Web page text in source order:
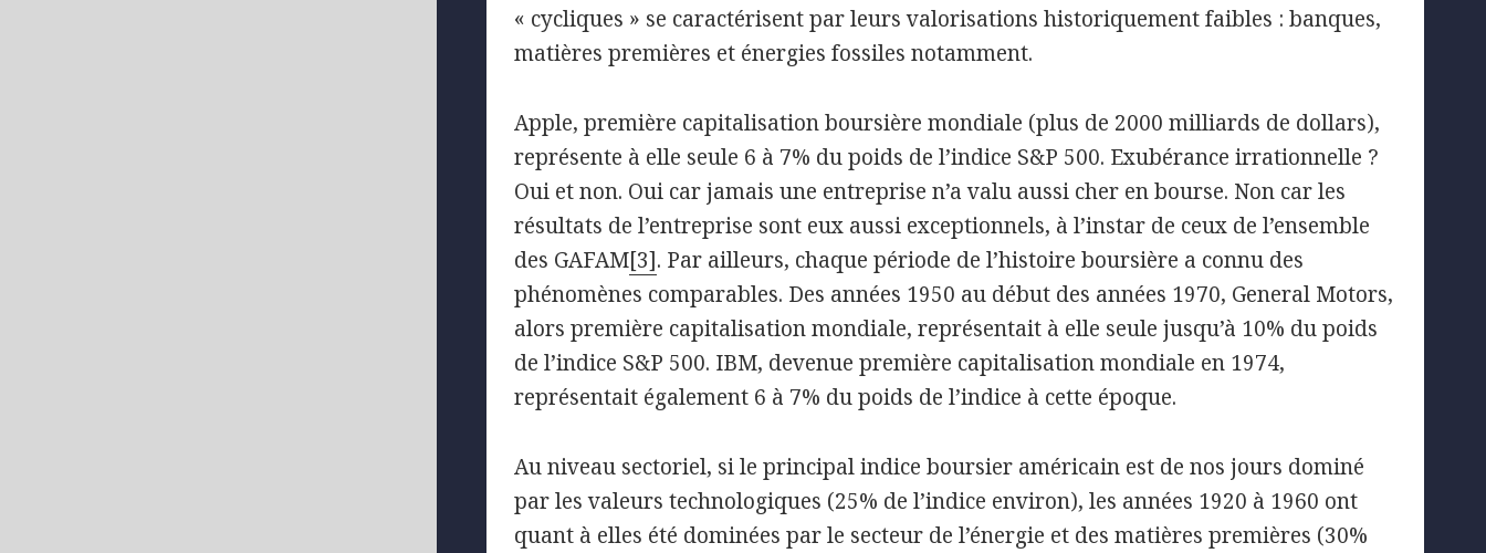
« cycliques » se caractérisent par leurs valorisations historiquement faibles : banques,
matières premières et énergies fossiles notamment.
Apple, première capitalisation boursière mondiale (plus de 2000 milliards de dollars),
représente à elle seule 6 à 7% du poids de l’indice S&P 500. Exubérance irrationnelle ?
Oui et non. Oui car jamais une entreprise n’a valu aussi cher en bourse. Non car les
résultats de l’entreprise sont eux aussi exceptionnels, à l’instar de ceux de l’ensemble
des GAFAM[3]. Par ailleurs, chaque période de l’histoire boursière a connu des
phénomènes comparables. Des années 1950 au début des années 1970, General Motors,
alors première capitalisation mondiale, représentait à elle seule jusqu’à 10% du poids
de l’indice S&P 500. IBM, devenue première capitalisation mondiale en 1974,
représentait également 6 à 7% du poids de l’indice à cette époque.
Au niveau sectoriel, si le principal indice boursier américain est de nos jours dominé
par les valeurs technologiques (25% de l’indice environ), les années 1920 à 1960 ont
quant à elles été dominées par le secteur de l’énergie et des matières premières (30%